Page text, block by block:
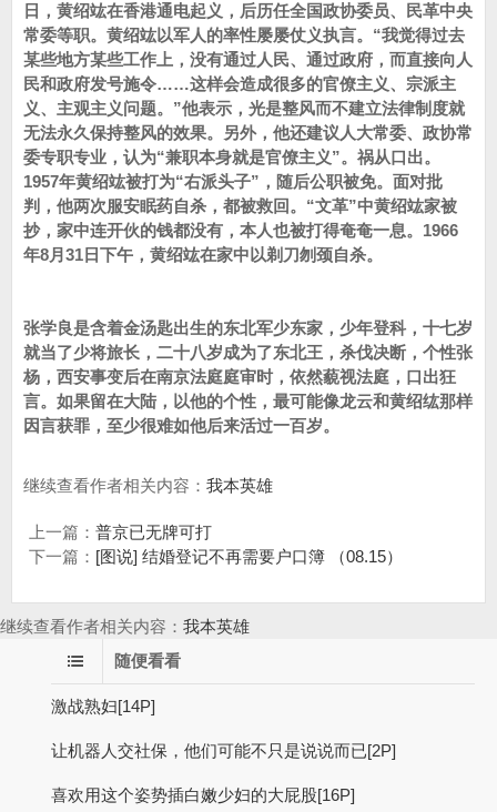
日，黄绍竑在香港通电起义，后历任全国政协委员、民革中央
常委等职。黄绍竑以军人的率性屡屡仗义执言。“我觉得过去
某些地方某些工作上，没有通过人民、通过政府，而直接向人
民和政府发号施令……这样会造成很多的官僚主义、宗派主
义、主观主义问题。”他表示，光是整风而不建立法律制度就
无法永久保持整风的效果。另外，他还建议人大常委、政协常
委专职专业，认为“兼职本身就是官僚主义”。祸从口出。
1957年黄绍竑被打为“右派头子”，随后公职被免。面对批
判，他两次服安眠药自杀，都被救回。“文革”中黄绍竑家被
抄，家中连开伙的钱都没有，本人也被打得奄奄一息。1966
年8月31日下午，黄绍竑在家中以剃刀刎颈自杀。
张学良是含着金汤匙出生的东北军少东家，少年登科，十七岁
就当了少将旅长，二十八岁成为了东北王，杀伐决断，个性张
杨，西安事变后在南京法庭庭审时，依然藐视法庭，口出狂
言。如果留在大陆，以他的个性，最可能像龙云和黄绍纮那样
因言获罪，至少很难如他后来活过一百岁。
继续查看作者相关内容： 我本英雄
上一篇： 普京已无牌可打
下一篇： [图说] 结婚登记不再需要户口簿 （08.15）
继续查看作者相关内容： 我本英雄
随便看看
激战熟妇[14P]
让机器人交社保，他们可能不只是说说而已[2P]
喜欢用这个姿势插白嫩少妇的大屁股[16P]